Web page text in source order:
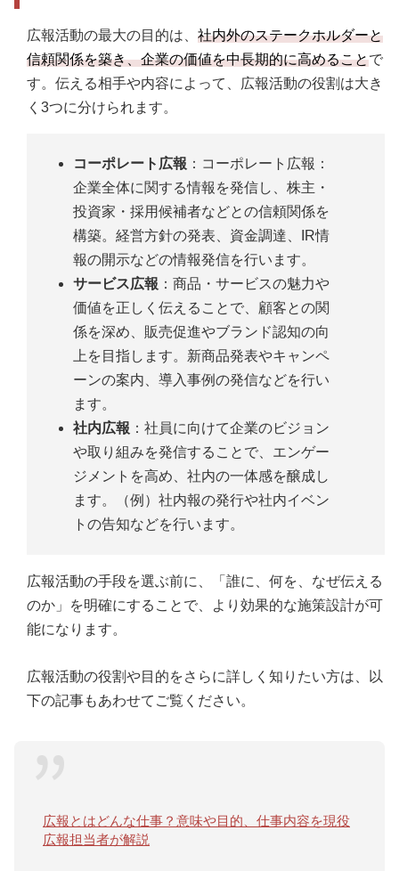
9．イベントやセミナーの開催
10．メディアキャラバンの実施
11．ユーザーコミュニティの運営
広報活動の最大の目的は、 社内外のステークホルダーと
信頼関係を築き、企業の価値を中長期的に高めることで
す。伝える相手や内容によって、広報活動の役割は大き
く3つに分けられます。
コーポレート広報 ：コーポレート広報：
企業全体に関する情報を発信し、株主・
投資家・採用候補者などとの信頼関係を
構築。経営方針の発表、資金調達、IR情
報の開示などの情報発信を行います。
サービス広報 ：商品・サービスの魅力や
価値を正しく伝えることで、顧客との関
係を深め、販売促進やブランド認知の向
上を目指します。新商品発表やキャンペ
ーンの案内、導入事例の発信などを行い
ます。
社内広報 ：社員に向けて企業のビジョン
や取り組みを発信することで、エンゲー
ジメントを高め、社内の一体感を醸成し
ます。（例）社内報の発行や社内イベン
トの告知などを行います。
広報活動の手段を選ぶ前に、「誰に、何を、なぜ伝える
のか」を明確にすることで、より効果的な施策設計が可
能になります。
広報活動の役割や目的をさらに詳しく知りたい方は、以
下の記事もあわせてご覧ください。
広報とはどんな仕事？意味や目的、仕事内容を現役
広報担当者が解説